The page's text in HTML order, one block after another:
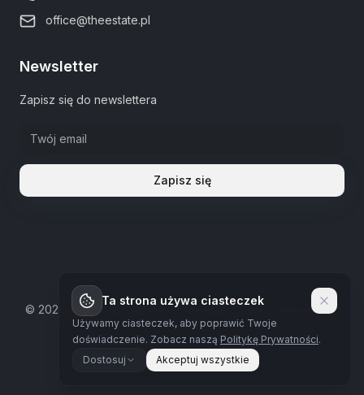
office@theestate.pl
Newsletter
Zapisz się do newslettera
Zapisz się
© 2026 The Estate Warsaw.Wszystkie prawa zastrzeżone
Polityka prywatności
Ta strona używa ciasteczek
Używamy ciasteczek, aby poprawić Twoje
doświadczenie. Zobacz naszą Politykę Prywatności.
Dostosuj
Akceptuj wszystkie